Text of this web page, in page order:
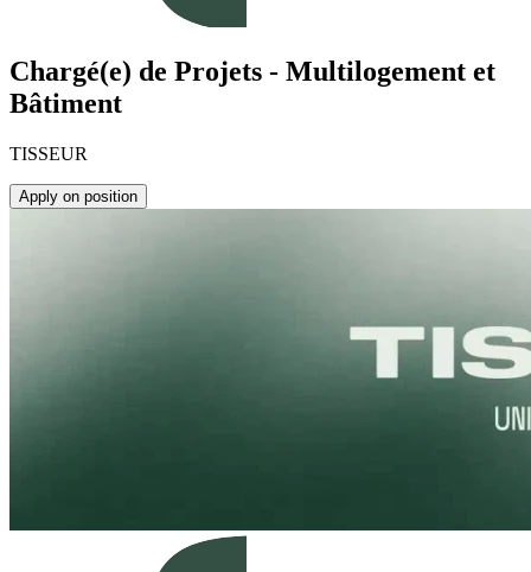
Chargé(e) de Projets - Multilogement et
Bâtiment
TISSEUR
Apply on position